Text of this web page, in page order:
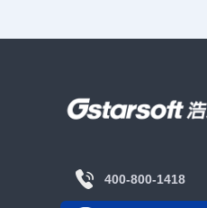
400-800-1418